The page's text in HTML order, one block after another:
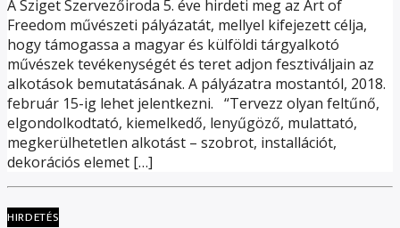
A Sziget Szervezőiroda 5. éve hirdeti meg az Art of
Freedom művészeti pályázatát, mellyel kifejezett célja,
hogy támogassa a magyar és külföldi tárgyalkotó
művészek tevékenységét és teret adjon fesztiváljain az
alkotások bemutatásának. A pályázatra mostantól, 2018.
február 15-ig lehet jelentkezni. “Tervezz olyan feltűnő,
elgondolkodtató, kiemelkedő, lenyűgöző, mulattató,
megkerülhetetlen alkotást – szobrot, installációt,
dekorációs elemet […]
HIRDETÉS